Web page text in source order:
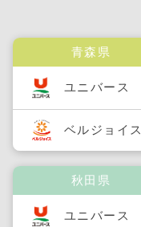
青森県
ユニバース
ベルジョイス
秋田県
ユニバース